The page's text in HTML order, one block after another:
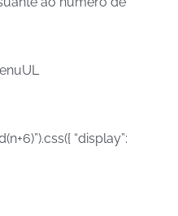
“display”: